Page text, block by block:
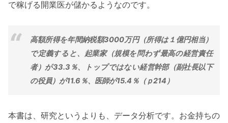
で稼げる開業医が儲かるようなのです。
高額所得を年間納税額3000万円（所得は１億円相当）
で定義すると、起業家（規模を問わず最高の経営責任
者）が33.3％、トップではない経営幹部（副社長以下
の役員）が11.6％、医師が15.4％（ｐ214）
本書は、研究というよりも、データ分析です。お金持ちの